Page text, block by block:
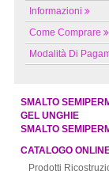
Informazioni
Come Comprare
Modalità Di
SMALTO
GEL UNGHIE
SMALTO
CATALOGO
Prodotti